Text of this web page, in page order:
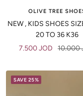
OLIVE TREE
NEW , KIDS SHOES
20 TO 36 K36
Sale
7.500 JOD
Regular
10.000
SAVE 25%